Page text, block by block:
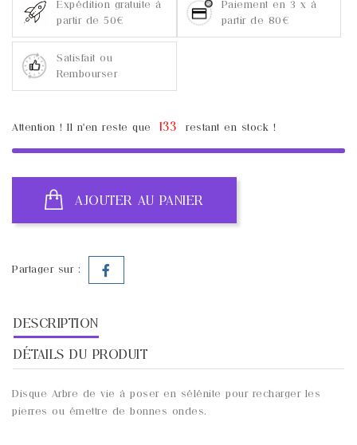
Expédition gratuite à
partir de 50€
Paiement en 3 x à
partir de 80€
Satisfait ou
Rembourser
Attention ! Il n'en reste que 133 restant en stock !
AJOUTER AU PANIER
Partager sur :
DESCRIPTION
DÉTAILS DU PRODUIT
Disque Arbre de vie à poser en sélénite pour recharger les
pierres ou émettre de bonnes ondes.